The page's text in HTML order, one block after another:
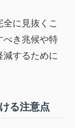
に見抜くこ
べき兆候や特
するために
る注意点